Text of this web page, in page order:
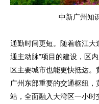
中新广州知
通勤时间更短。随着临江大
通主动脉”项目的建设，区
区主要城市也能更快抵达
广州东部重要的交通枢纽
站，全面融入大湾区一小